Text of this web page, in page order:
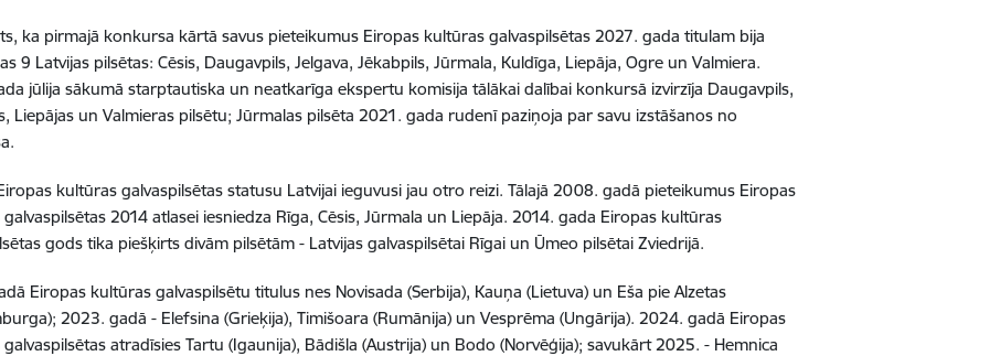
ka pirmajā konkursa kārtā savus pieteikumus Eiropas kultūras galvaspilsētas 2027. gada titulam bija
9 Latvijas pilsētas: Cēsis, Daugavpils, Jelgava, Jēkabpils, Jūrmala, Kuldīga, Liepāja, Ogre un Valmiera.
jūlija sākumā starptautiska un neatkarīga ekspertu komisija tālākai dalībai konkursā izvirzīja Daugavpils,
Liepājas un Valmieras pilsētu; Jūrmalas pilsēta 2021. gada rudenī paziņoja par savu izstāšanos no
kultūras galvaspilsētas statusu Latvijai ieguvusi jau otro reizi. Tālajā 2008. gadā pieteikumus Eiropas
2014 atlasei iesniedza Rīga, Cēsis, Jūrmala un Liepāja. 2014. gada Eiropas kultūras
gods tika piešķirts divām pilsētām - Latvijas galvaspilsētai Rīgai un Ūmeo pilsētai Zviedrijā.
Eiropas kultūras galvaspilsētu titulus nes Novisada (Serbija), Kauņa (Lietuva) un Eša pie Alzetas
2023. gadā - Elefsina (Grieķija), Timišoara (Rumānija) un Vesprēma (Ungārija). 2024. gadā Eiropas
atradīsies Tartu (Igaunija), Bādišla (Austrija) un Bodo (Norvēģija); savukārt 2025. - Hemnica